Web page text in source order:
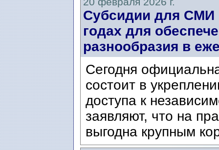
Субсидии для СМИ
годах для
разнообразия в
Сегодня
состоит в
доступа к
заявляют, что на
выгодна крупным